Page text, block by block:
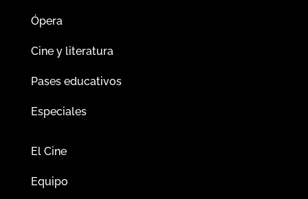
Ópera
Cine y literatura
Pases educativos
Especiales
El Cine
Equipo